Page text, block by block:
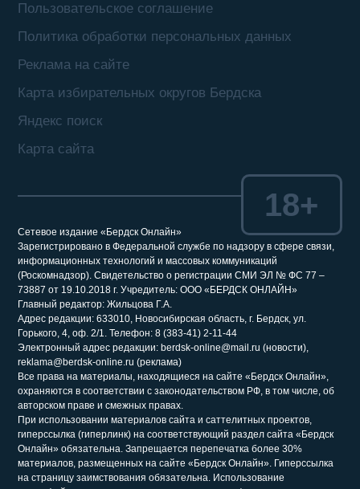
Пользовательское соглашение
Политика обработки персональных данных
Реклама на сайте
Карта избирательных округов Бердска
Яндекс поиск
Карта сайта
Сетевое издание «Бердск Онлайн»
Зарегистрировано в Федеральной службе по надзору в сфере связи,
информационных технологий и массовых коммуникаций
(Роскомнадзор). Свидетельство о регистрации СМИ ЭЛ № ФС 77 –
73887 от 19.10.2018 г. Учредитель: ООО «БЕРДСК ОНЛАЙН»
Главный редактор: Жильцова Г.А.
Адрес редакции: 633010, Новосибирская область, г. Бердск, ул.
Горького, 4, оф. 2/1. Телефон: 8 (383-41) 2-11-44
Электронный адрес редакции: berdsk-online@mail.ru (новости),
reklama@berdsk-online.ru (реклама)
Все права на материалы, находящиеся на сайте «Бердск Онлайн»,
охраняются в соответствии с законодательством РФ, в том числе, об
авторском праве и смежных правах.
При использовании материалов сайта и саттелитных проектов,
гиперссылка (гиперлинк) на соответствующий раздел сайта «Бердск
Онлайн» обязательна. Запрещается перепечатка более 30%
материалов, размещенных на сайте «Бердск Онлайн». Гиперссылка
на страницу заимствования обязательна. Использование
18+